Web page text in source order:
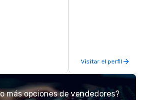
Visitar el perfil
más opciones de vendedores?